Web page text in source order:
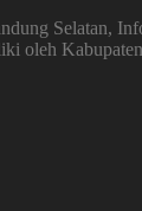
Selatan,
oleh